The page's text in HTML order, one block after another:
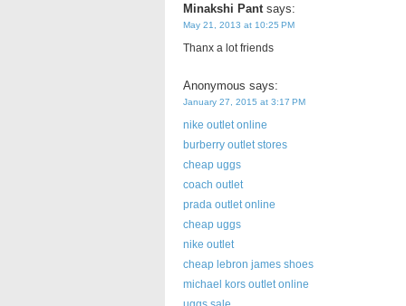
Minakshi Pant says:
May 21, 2013 at 10:25 PM
Thanx a lot friends
Anonymous says:
January 27, 2015 at 3:17 PM
nike outlet online
burberry outlet stores
cheap uggs
coach outlet
prada outlet online
cheap uggs
nike outlet
cheap lebron james shoes
michael kors outlet online